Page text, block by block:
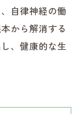
自律神経の働
から解消する
、健康的な生